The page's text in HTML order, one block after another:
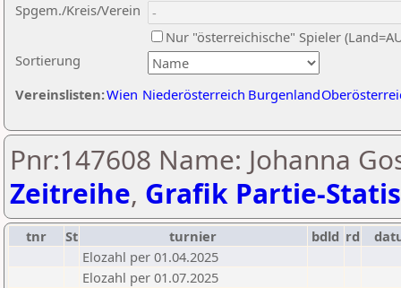
Sortierung
Spgem./Kreis/Verein
Nur "österreichische" Spieler
Vereinslisten:Wien Niederösterreich Burgenland
Pnr:147608 Name: Johanna
Zeitreihe, Grafik Partie-
tnr St turnier bdld rd
Elozahl per 01.04.2025
Elozahl per 01.07.2025